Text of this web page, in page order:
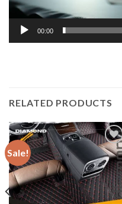
00:00
RELATED PRODUCTS
Sale!
Add to
wishlist